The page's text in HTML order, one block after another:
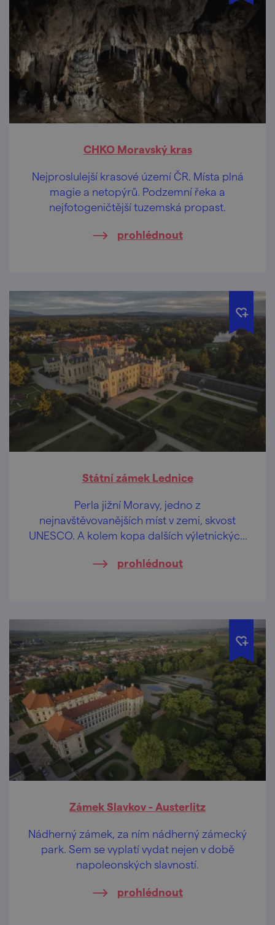
CHKO Moravský kras
Nejproslulejší krasové území ČR. Místa plná
magie a netopýrů. Podzemní řeka a
nejfotogeničtější tuzemská propast.
prohlédnout
Státní zámek Lednice
Perla jižní Moravy, jedno z
nejnavštěvovanějších míst v zemi, skvost
UNESCO. A kolem kopa dalších výletnických
prohlédnout
Zámek Slavkov - Austerlitz
Nádherný zámek, za ním nádherný zámecký
park. Sem se vyplatí vydat nejen v době
napoleonských slavností.
prohlédnout